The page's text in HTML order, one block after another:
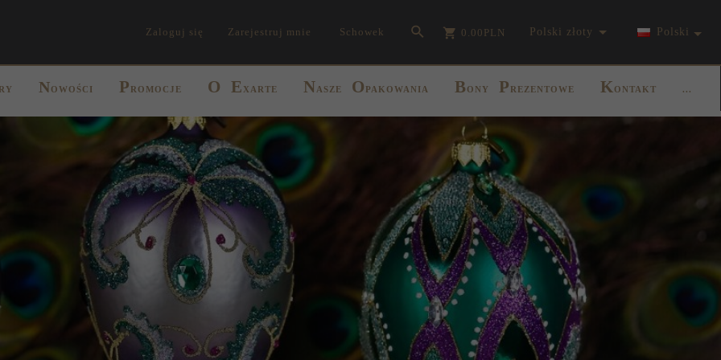
Zaloguj się Zarejestruj mnie Schowek 0.00 PLN
currency_h
polski złoty Polski
NOWOŚCI P ROMOCJE O E XARTE NASZE O PAKOWANIA B ONY P REZENTOWE K ONTAKT ...